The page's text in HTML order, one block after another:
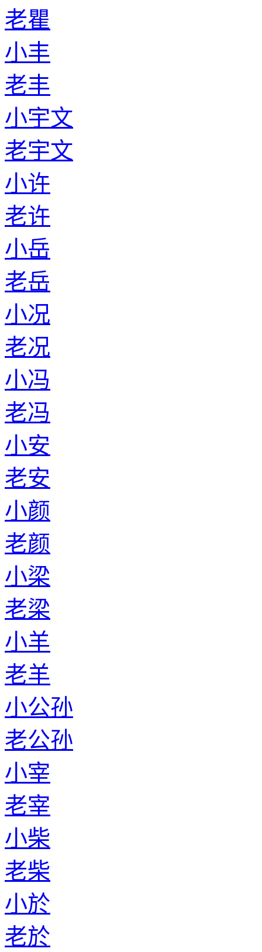
老瞿
小丰
老丰
小宇文
老宇文
小许
老许
小岳
老岳
小况
老况
小冯
老冯
小安
老安
小颜
老颜
小梁
老梁
小羊
老羊
小公孙
老公孙
小宰
老宰
小柴
老柴
小於
老於